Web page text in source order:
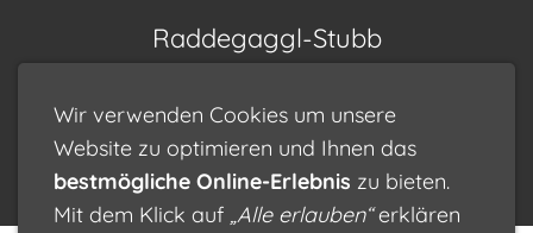
Raddegaggl-Stubb
76829 Landau (Zentrumsnähe)
©2026
0 63 41 87 15 7
Wir verwenden Cookies um unsere
Website zu optimieren und Ihnen das
bestmögliche Online-Erlebnis zu bieten.
Mit dem Klick auf „Alle erlauben“erklären